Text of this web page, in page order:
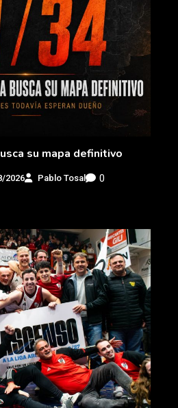
su mapa definitivo
2026 Pablo Tosal 0